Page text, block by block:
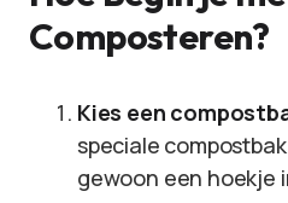
Composteren?
Kies een
speciale
gewoon een hoekje